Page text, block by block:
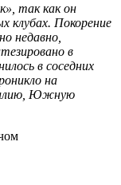
так как он
клубах. Покорение
недавно,
в
в соседних
на
Южную